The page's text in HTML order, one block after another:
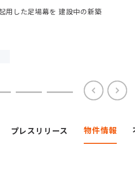
用した足場幕を 建設中の新築
プレスリリース 物件情報